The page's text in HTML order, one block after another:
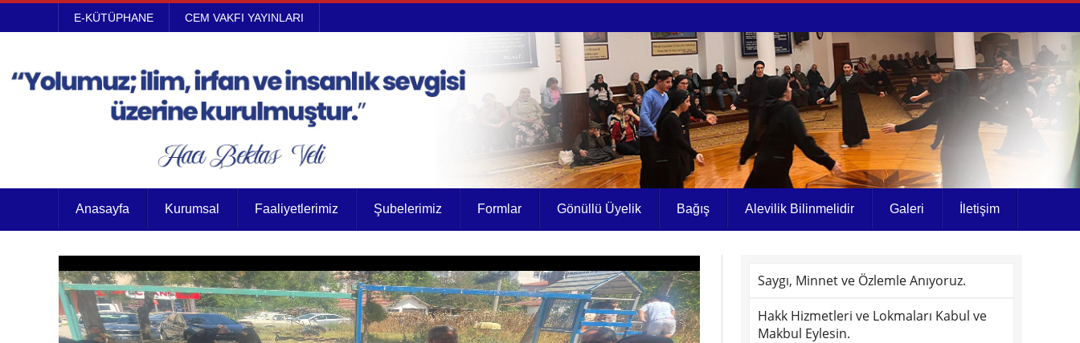
E-KÜTÜPHANE CEM VAKFI YAYINLARI
Anasayfa Kurumsal Faaliyetlerimiz Şubelerimiz Formlar Gönüllü Üyelik Bağış Alevilik Bilinmelidir Galeri İletişim
Saygı, Minnet ve Özlemle Anıyoruz.
Hakk Hizmetleri ve Lokmaları Kabul ve
Makbul Eylesin.